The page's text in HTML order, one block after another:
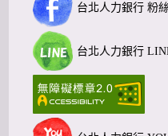
台北人力銀行 粉
台北人力銀行